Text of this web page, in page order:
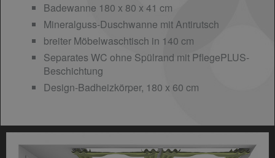
Badewanne 180 x 80 x 41 cm
Mineralguss-Duschwanne mit Antirutsch
breiter Möbelwaschtisch in 140 cm
Separates WC ohne Spülrand mit PflegePLUS-
Beschichtung
Design-Badheizkörper, 180 x 60 cm